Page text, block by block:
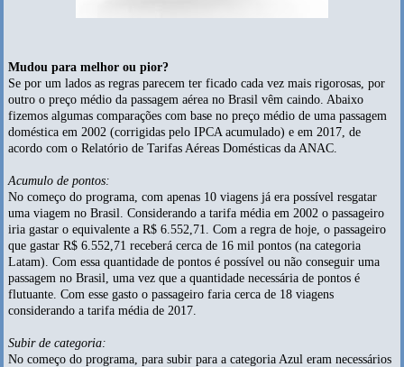
Mudou para melhor ou pior?
Se por um lados as regras parecem ter ficado cada vez mais rigorosas, por
outro o preço médio da passagem aérea no Brasil vêm caindo. Abaixo
fizemos algumas comparações com base no preço médio de uma passagem
doméstica em 2002 (corrigidas pelo IPCA acumulado) e em 2017, de
acordo com o Relatório de Tarifas Aéreas Domésticas da ANAC.
Acumulo de pontos:
No começo do programa, com apenas 10 viagens já era possível resgatar
uma viagem no Brasil. Considerando a tarifa média em 2002 o passageiro
iria gastar o equivalente a R$ 6.552,71. Com a regra de hoje, o passageiro
que gastar R$ 6.552,71 receberá cerca de 16 mil pontos (na categoria
Latam). Com essa quantidade de pontos é possível ou não conseguir uma
passagem no Brasil, uma vez que a quantidade necessária de pontos é
flutuante. Com esse gasto o passageiro faria cerca de 18 viagens
considerando a tarifa média de 2017.
Subir de categoria:
No começo do programa, para subir para a categoria Azul eram necessários